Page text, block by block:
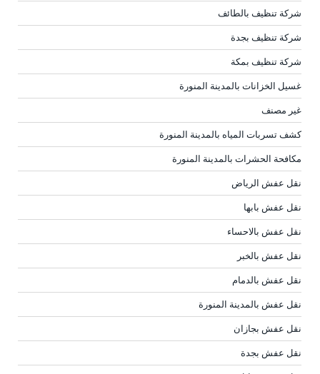
شركة تنظيف بالطائف
شركة تنظيف بجدة
شركة تنظيف بمكة
غسيل الخزانات بالمدينة المنورة
غير مصنف
كشف تسربات المياه بالمدينة المنورة
مكافحة الحشرات بالمدينة المنورة
نقل عفش الرياض
نقل عفش بابها
نقل عفش بالاحساء
نقل عفش بالخبر
نقل عفش بالدمام
نقل عفش بالمدينة المنورة
نقل عفش بجازان
نقل عفش بجدة